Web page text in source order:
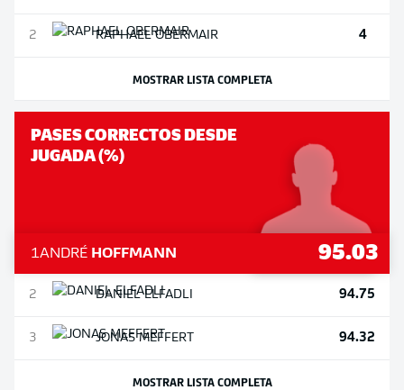
2 RAPHAELOBERMAIR 4
MOSTRAR LISTA COMPLETA
PASES CORRECTOS DESDE
JUGADA (%)
1ANDRÉ HOFFMANN 95.03
2 DANIELELFADLI 94.75
3 JONASMEFFERT 94.32
MOSTRAR LISTA COMPLETA